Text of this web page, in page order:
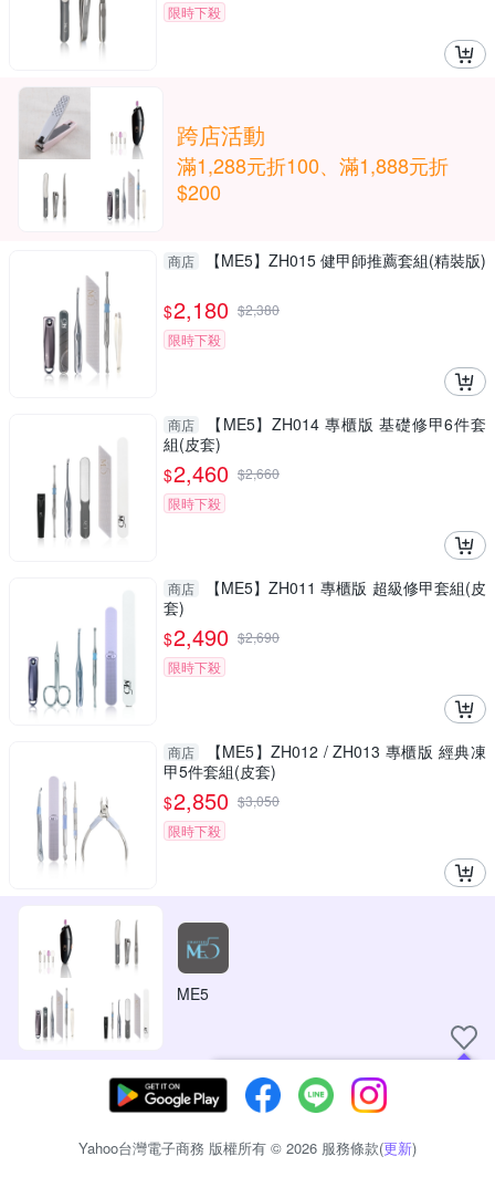
限時下殺
跨店活動
滿1,288元折100、滿1,888元折
$200
商店 【ME5】ZH015 健甲師推薦套組(精裝版)
$2,180 $2,380
限時下殺
商店
【ME5】ZH014 專櫃版 基礎修甲6件套
組(皮套)
$2,460 $2,660
限時下殺
商店
【ME5】ZH011 專櫃版 超級修甲套組(皮
套)
$2,490 $2,690
限時下殺
商店
【ME5】ZH012 / ZH013 專櫃版 經典凍
甲5件套組(皮套)
$2,850 $3,050
限時下殺
ME5
現在可以追蹤你喜愛的商店！
Yahoo台灣電子商務 版權所有 © 2026 服務條款(更新)